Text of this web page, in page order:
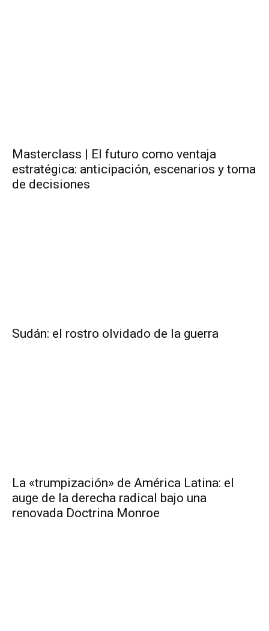
Masterclass | El futuro como ventaja
estratégica: anticipación, escenarios y toma
de decisiones
Sudán: el rostro olvidado de la guerra
La «trumpización» de América Latina: el
auge de la derecha radical bajo una
renovada Doctrina Monroe